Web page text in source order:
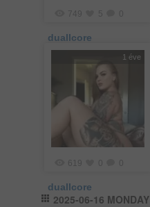
749 5
duallcore
1 éve
619
duallcore
2025-06-16 MONDAY